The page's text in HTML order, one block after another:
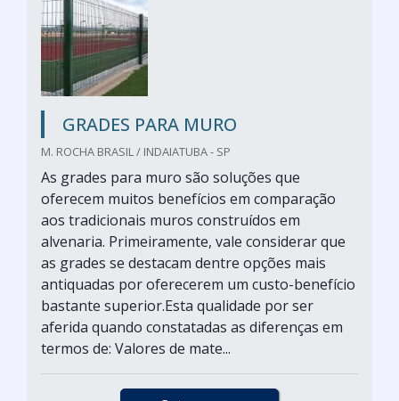
GRADES PARA MURO
M. ROCHA BRASIL / INDAIATUBA - SP
As grades para muro são soluções que
oferecem muitos benefícios em comparação
aos tradicionais muros construídos em
alvenaria. Primeiramente, vale considerar que
as grades se destacam dentre opções mais
antiquadas por oferecerem um custo-benefício
bastante superior.Esta qualidade por ser
aferida quando constatadas as diferenças em
termos de: Valores de mate...